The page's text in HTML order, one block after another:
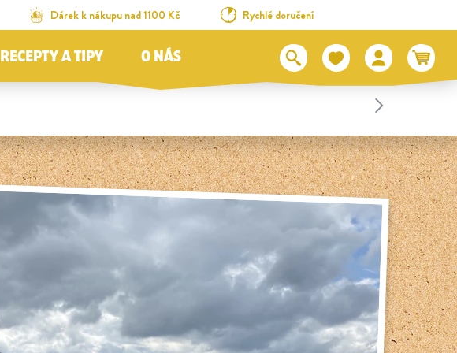
Dárek k nákupu nad 1100 Kč Rychlé doručení
RECEPTY A TIPY O NÁS